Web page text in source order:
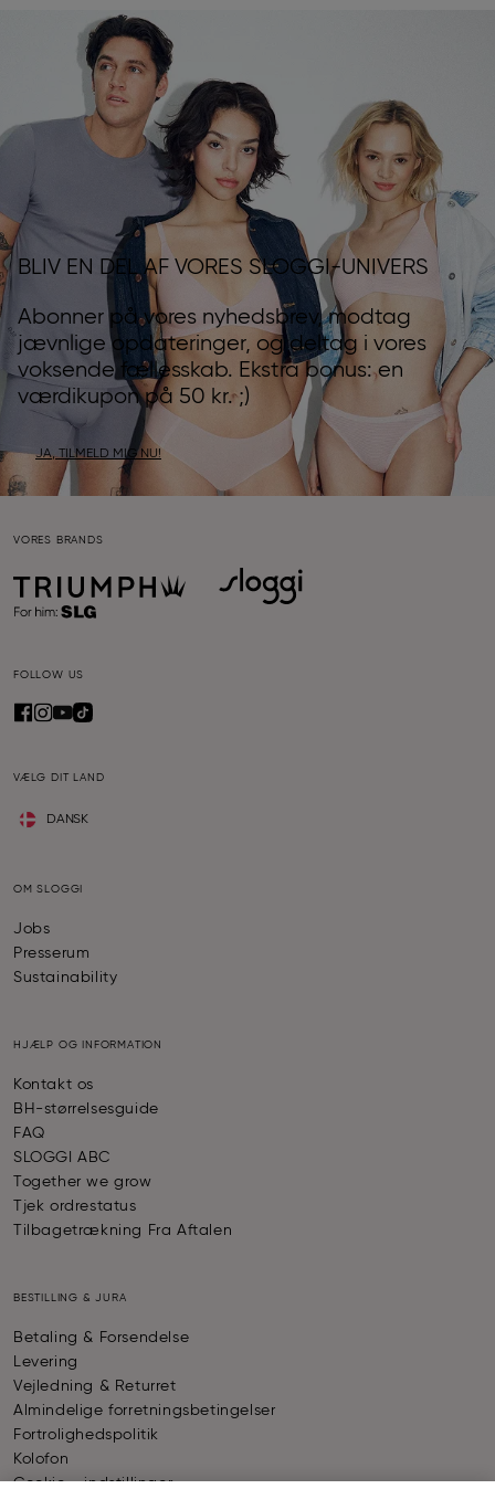
BLIV EN DEL AF VORES SLOGGI-UNIVERS
Abonner på vores nyhedsbrev, modtag
jævnlige opdateringer, og deltag i vores
voksende fællesskab. Ekstra bonus: en
værdikupon på 50 kr. ;)
JA, TILMELD MIG NU!
VORES BRANDS
FOLLOW US
VÆLG DIT LAND
DANSK
OM SLOGGI
Jobs
Presserum
Sustainability
HJÆLP OG INFORMATION
Kontakt os
BH-størrelsesguide
FAQ
SLOGGI ABC
Together we grow
Tjek ordrestatus
Tilbagetrækning Fra Aftalen
BESTILLING & JURA
Betaling & Forsendelse
Levering
Vejledning & Returret
Almindelige forretningsbetingelser
Fortrolighedspolitik
Kolofon
Cookie - indstillinger